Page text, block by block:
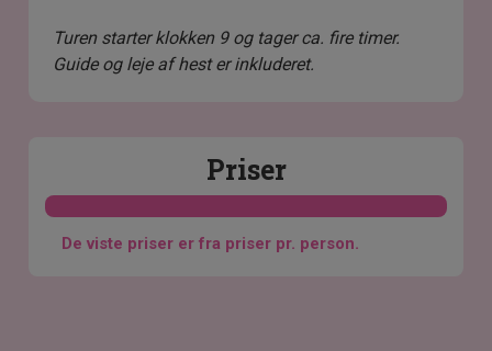
Turen starter klokken 9 og tager ca. fire timer.
Guide og leje af hest er inkluderet.
Priser
De viste priser er fra priser pr. person.